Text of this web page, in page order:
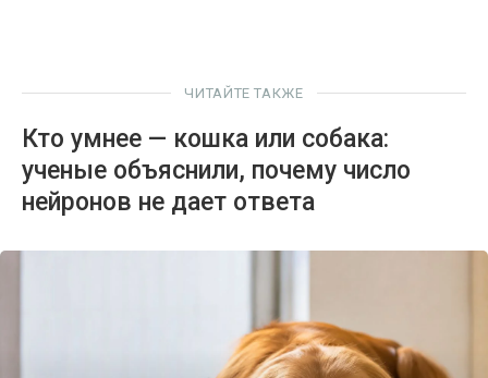
ЧИТАЙТЕ ТАКЖЕ
Кто умнее — кошка или собака:
ученые объяснили, почему число
нейронов не дает ответа